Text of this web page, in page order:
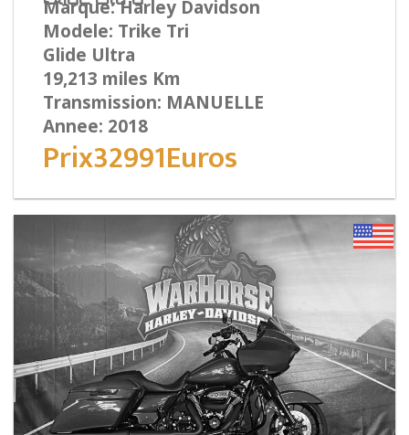
Marque: Harley Davidson
Modele: Trike Tri
Glide Ultra
19,213 miles Km
Transmission: MANUELLE
Annee: 2018
Prix32991Euros